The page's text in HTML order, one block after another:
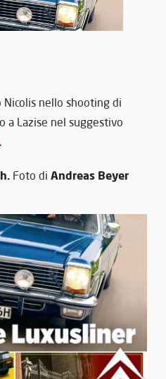
Nicolis nello shooting di
a Lazise nel suggestivo
.
Foto di Andreas Beyer